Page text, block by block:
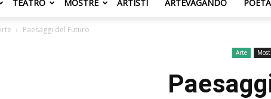
TEATRO MOSTRE ARTISTI ARTEVAGANDO
Paesaggi del Futuro
Arte